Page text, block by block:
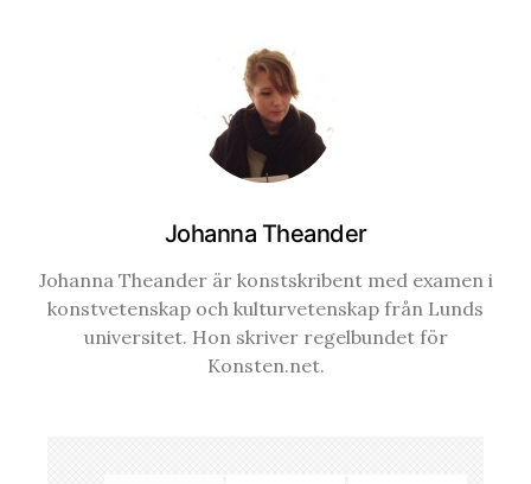
Johanna Theander
Johanna Theander är konstskribent med examen i
konstvetenskap och kulturvetenskap från Lunds
universitet. Hon skriver regelbundet för
Konsten.net.